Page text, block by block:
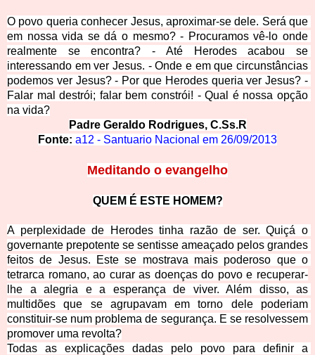
O povo queria conhecer Jesus, aproximar-se dele. Será que
em nossa vida se dá o mesmo? - Procuramos vê-lo onde
realmente se encontra? - Até Herodes acabou se
interessando em ver Jesus. - Onde e em que circunstâncias
podemos ver Jesus? - Por que Herodes queria ver Jesus? -
Falar mal destrói; falar bem constrói! - Qual é nossa opção
na vida?
Padre Geraldo Rodrigues, C.Ss.R
Fonte: a12 - Santuario Nacional em 26/09/2013
Meditando o evangelho
QUEM É ESTE HOMEM?
A perplexidade de Herodes tinha razão de ser. Quiçá o
governante prepotente se sentisse ameaçado pelos grandes
feitos de Jesus. Este se mostrava mais poderoso que o
tetrarca romano, ao curar as doenças do povo e recuperar-
lhe a alegria e a esperança de viver. Além disso, as
multidões que se agrupavam em torno dele poderiam
constituir-se num problema de segurança. E se resolvessem
promover uma revolta?
Todas as explicações dadas pelo povo para definir a